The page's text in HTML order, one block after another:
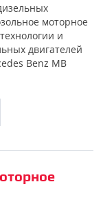
моторное
и
двигателей
Benz MB